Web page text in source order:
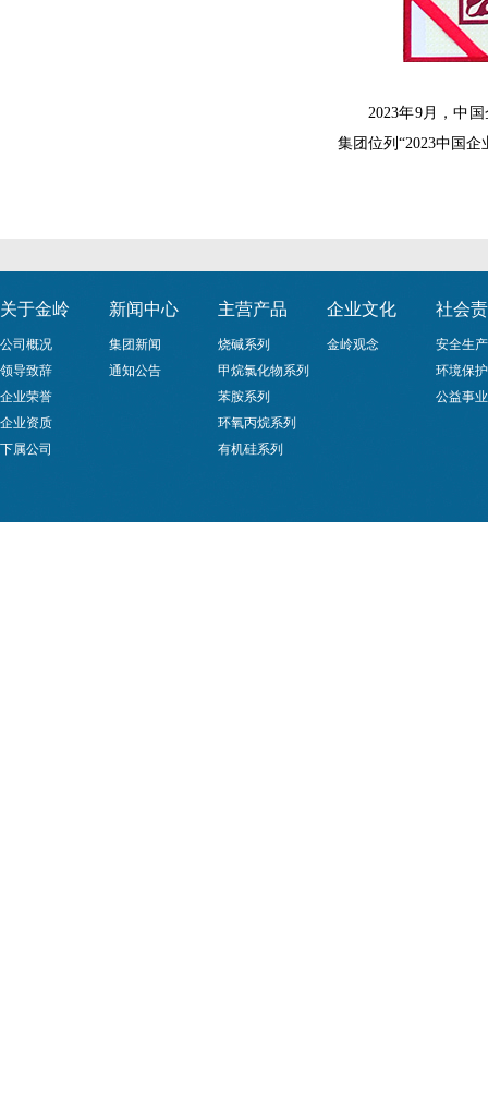
2023年9月，中
集团位列“2023中国企
关于金岭
公司概况
领导致辞
企业荣誉
企业资质
下属公司
新闻中心
集团新闻
通知公告
主营产品
烧碱系列
甲烷氯化物系列
苯胺系列
环氧丙烷系列
有机硅系列
企业文化
金岭观念
社会
安全生产
环境保护
公益事业